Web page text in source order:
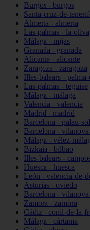
Burgos - burgos
Santa-cruz-de-
Almería - almería
Las-palmas - la-oliva
Málaga - mijas
Granada - granada
Alicante - alicante
Zaragoza - zaragoza
Illes-balears -
Las-palmas - teguise
Málaga - málaga
Valencia - valencia
Madrid - madrid
Barcelona - palau-
Barcelona -
Málaga - vélez-
Bizkaia - bilbao
Illes-balears -
Huesca - huesca
León - valencia-de-
Asturias - oviedo
Barcelona -
Zamora - zamora
Cádiz - conil-de-la-
Málaga - cártama